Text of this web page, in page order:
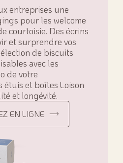
entreprises une
pour les welcome
courtoisie. Des écrins
et surprendre vos
de biscuits
avec les
de votre
étuis et boîtes Loison
et longévité.
EN LIGNE